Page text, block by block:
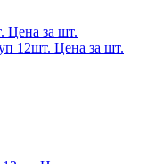
Цена за шт.